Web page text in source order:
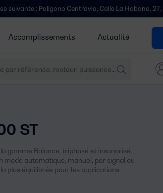
Accomplissements Actualité
Centrovía, Calle La Habana, 27, La Muela,
ST
gamme Balance, triphasé et insonorisé,
mode automatique, manuel, par signal ou
plus équilibrée pour les applications